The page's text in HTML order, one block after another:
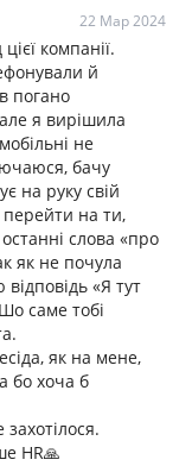
22 Мар 2024
компанії.
й
погано
я вирішила
не
бачу
на руку свій
перейти на ти,
слова «про
як не почула
«Я тут
саме тобі
як на мене,
бо хоча б
HR🙏